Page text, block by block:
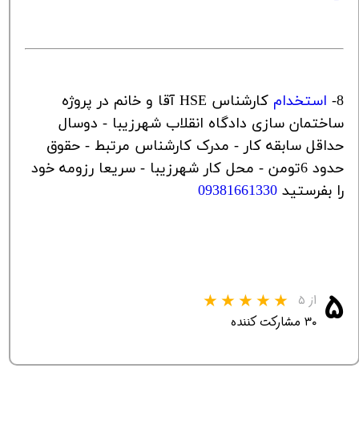
8- استخدام کارشناس HSEآقا و خانم در پروژه
ساختمان سازی دادگاه انقلاب شهرزیبا - دوسال
حداقل سابقه کار - مدرک کارشناس مرتبط - حقوق
حدود 6تومن - محل کار شهرزیبا - سریعا رزومه خود
را بفرستید 09381661330
۵ از ۵
۳۰ مشارکت کننده